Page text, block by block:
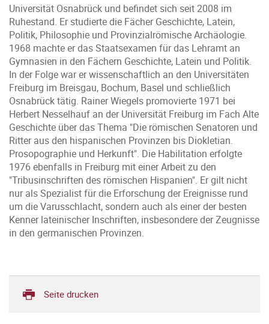
Universität Osnabrück und befindet sich seit 2008 im
Ruhestand. Er studierte die Fächer Geschichte, Latein,
Politik, Philosophie und Provinzialrömische Archäologie.
1968 machte er das Staatsexamen für das Lehramt an
Gymnasien in den Fächern Geschichte, Latein und Politik.
In der Folge war er wissenschaftlich an den Universitäten
Freiburg im Breisgau, Bochum, Basel und schließlich
Osnabrück tätig. Rainer Wiegels promovierte 1971 bei
Herbert Nesselhauf an der Universität Freiburg im Fach Alte
Geschichte über das Thema "Die römischen Senatoren und
Ritter aus den hispanischen Provinzen bis Diokletian.
Prosopographie und Herkunft". Die Habilitation erfolgte
1976 ebenfalls in Freiburg mit einer Arbeit zu den
"Tribusinschriften des römischen Hispanien". Er gilt nicht
nur als Spezialist für die Erforschung der Ereignisse rund
um die Varusschlacht, sondern auch als einer der besten
Kenner lateinischer Inschriften, insbesondere der Zeugnisse
in den germanischen Provinzen.
Seite drucken